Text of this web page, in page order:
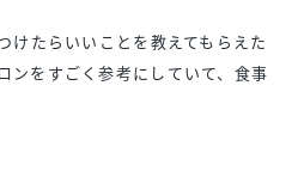
けたらいいことを教えてもらえた
ンをすごく参考にしていて、食事